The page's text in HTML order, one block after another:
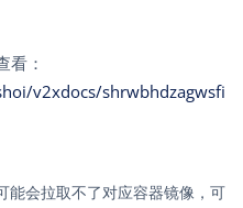
看：
v2xdocs/shrwbhdzagwsfi
能会拉取不了对应容器镜像，可